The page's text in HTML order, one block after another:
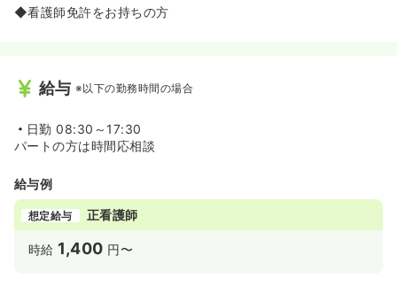
◆看護師免許をお持ちの方
給与 ※以下の勤務時間の場合
日勤 08:30～17:30
パートの方は時間応相談
給与例
想定給与 正看護師
時給 1,400 円〜